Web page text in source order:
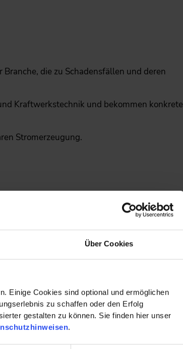
Über Cookies
Einige Cookies sind optional und ermöglichen
zu schaffen oder den Erfolg
gestalten zu können. Sie finden hier unser
.
die zu Schadensfällen und deren
Kraftwerkstechnik und bekommen konkrete
Stromerzeugung.
ausgewiesener Expert*innen. Hören Sie